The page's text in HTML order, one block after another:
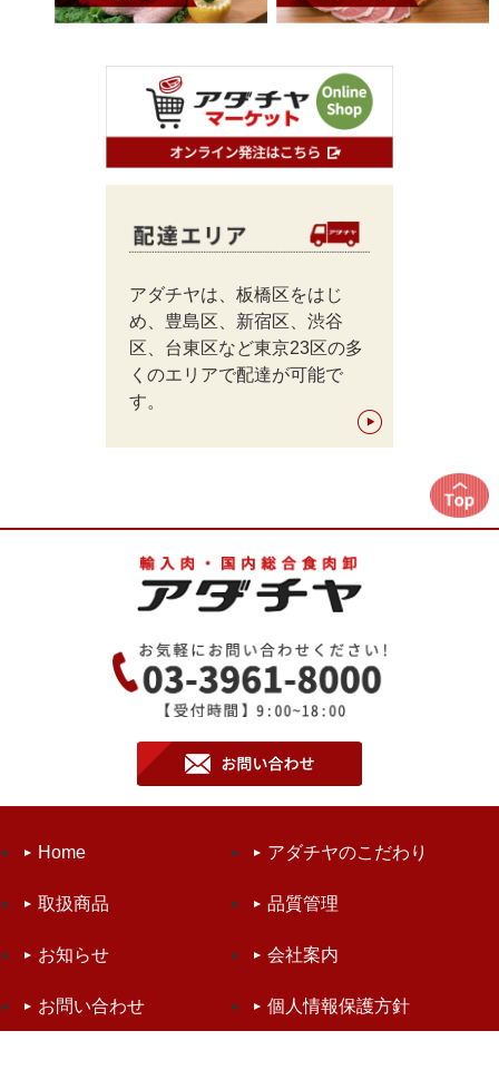
アダチヤは、板橋区をはじ
め、豊島区、新宿区、渋谷
区、台東区など東京23区の多
くのエリアで配達が可能で
す。
Home アダチヤのこだわり
取扱商品 品質管理
お知らせ 会社案内
お問い合わせ 個人情報保護方針